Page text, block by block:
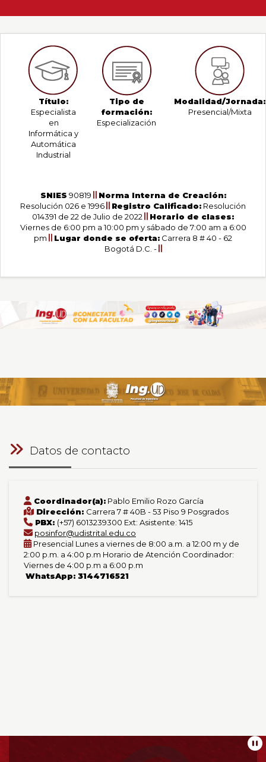
Título:
Especialista
en
Informática y
Automática
Industrial
Tipo de
formación:
Especialización
Modalidad/Jornada:
Presencial/Mixta
SNIES 90819
Norma Interna de Creación:
Resolución 026 e 1996
Registro Calificado: Resolución
014391 de 22 de Julio de 2022
Horario de clases:
Viernes de 6:00 pm a 10:00 pm y sábado de 7:00 am a 6:00
pm
Lugar donde se oferta: Carrera 8 # 40 - 62
Bogotá D.C. -
Datos de contacto
Coordinador(a): Pablo Emilio Rozo García
Dirección: Carrera 7 # 40B - 53 Piso 9 Posgrados
PBX: (+57) 6013239300 Ext: Asistente: 1415
posinfor@udistrital.edu.co
Presencial Lunes a viernes de 8:00 a.m. a 12:00 m y de
2:00 p.m. a 4:00 p.m Horario de Atención Coordinador:
Viernes de 4:00 p.m a 6:00 p.m
WhatsApp: 3144716521
Información